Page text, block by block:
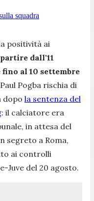
squadra
positività ai
dall'11
fino al 10 settembre
Pogba rischia di
dopo la sentenza del
: il calciatore era
in attesa del
segreto a Roma,
ai controlli
Juve del 20 agosto.